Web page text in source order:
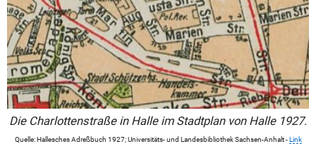
Die Charlottenstraße in Halle im Stadtplan von Halle 1927.
Quelle: Hallesches Adreßbuch 1927; Universitäts- und Landesbibliothek Sachsen-Anhalt -Link